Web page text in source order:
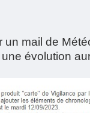
un mail de
évolution